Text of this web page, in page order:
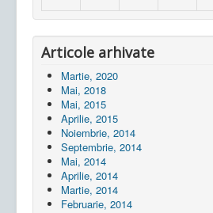
Articole arhivate
Martie, 2020
Mai, 2018
Mai, 2015
Aprilie, 2015
Noiembrie, 2014
Septembrie, 2014
Mai, 2014
Aprilie, 2014
Martie, 2014
Februarie, 2014